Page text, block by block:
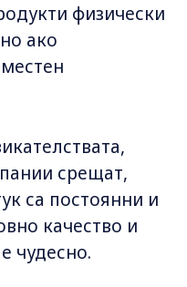
физически
ако
срещат,
са постоянни и
качество и
чудесно.